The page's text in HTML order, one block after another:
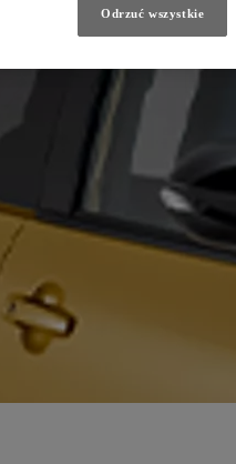
Odrzuć wszystkie